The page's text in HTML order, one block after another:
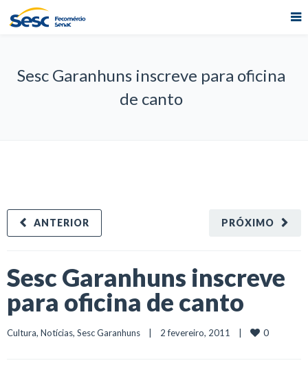
Sesc Garanhuns inscreve para oficina
de canto
PRÓXIMO
ANTERIOR
Sesc Garanhuns inscreve
para oficina de canto
Cultura, Notícias, Sesc Garanhuns
    |    2 fevereiro, 2011    |
0